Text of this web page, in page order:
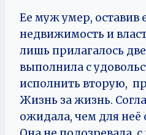
Ее муж умер, оставив
недвижимость и
лишь прилагалось
выполнила с
исполнить вторую,
Жизнь за жизнь.
ожидала, чем для неё